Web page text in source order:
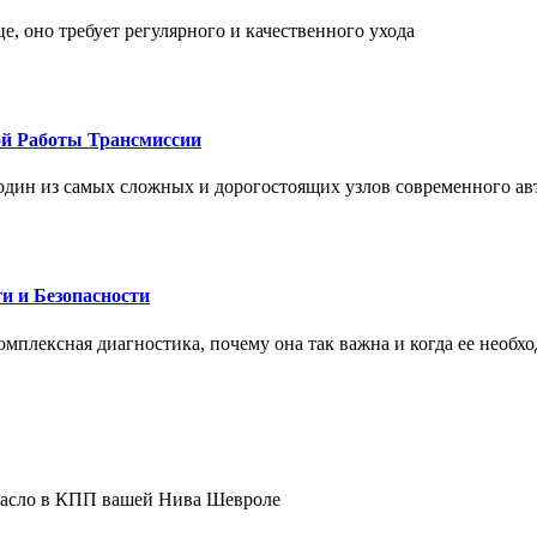
требует регулярного и качественного ухода
Работы Трансмиссии
из самых сложных и дорогостоящих узлов современного
и Безопасности
диагностика, почему она так важна и когда ее
масло в КПП вашей Нива Шевроле